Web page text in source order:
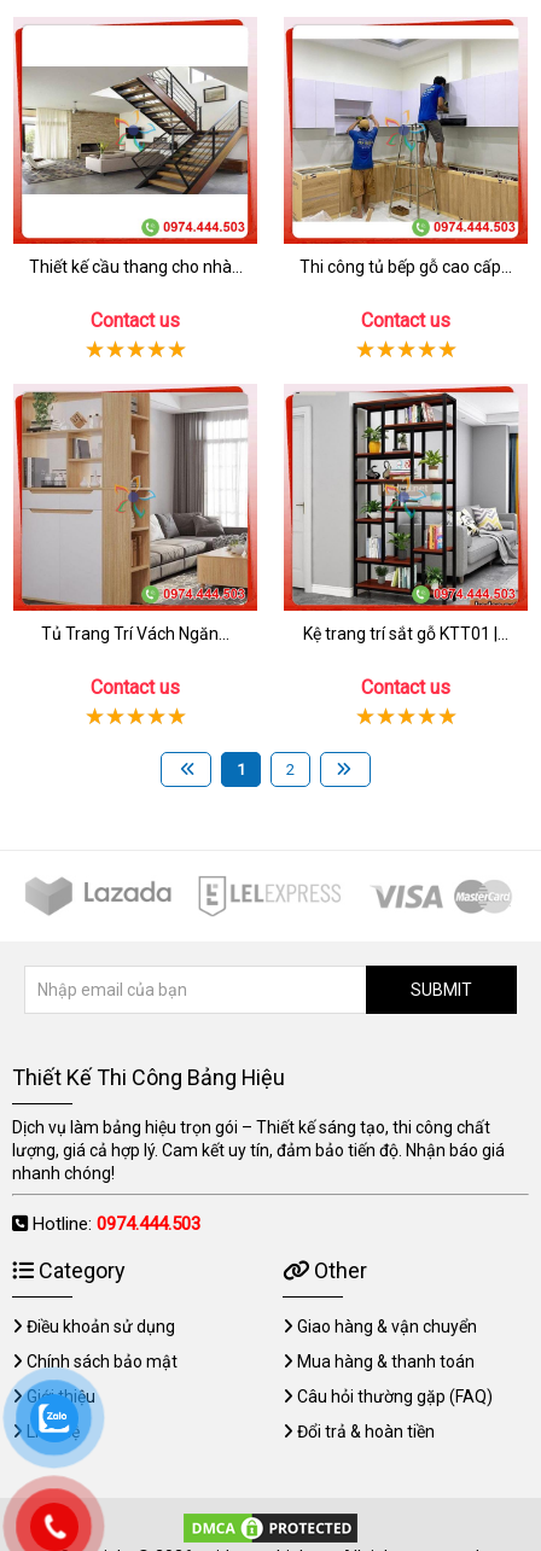
Thiết kế cầu thang cho nhà...
Contact us
Thi công tủ bếp gỗ cao cấp...
Contact us
Tủ Trang Trí Vách Ngăn...
Contact us
Kệ trang trí sắt gỗ KTT01 |...
Contact us
1 2
SUBMIT
Thiết Kế Thi Công Bảng Hiệu
Dịch vụ làm bảng hiệu trọn gói – Thiết kế sáng tạo, thi công chất
lượng, giá cả hợp lý. Cam kết uy tín, đảm bảo tiến độ. Nhận báo giá
nhanh chóng!
Hotline: 0974.444.503
Category
Điều khoản sử dụng
Chính sách bảo mật
Giới thiệu
Liên hệ
Other
Giao hàng & vận chuyển
Mua hàng & thanh toán
Câu hỏi thường gặp (FAQ)
Đổi trả & hoàn tiền